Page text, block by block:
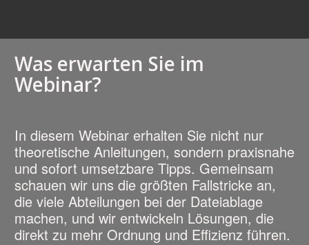
Was erwarten Sie im
Webinar?
In diesem Webinar erhalten Sie nicht nur
theoretische Anleitungen, sondern praxisnahe
und sofort umsetzbare Tipps. Gemeinsam
schauen wir uns die größten Fallstricke an,
die viele Abteilungen bei der Dateiablage
machen, und wir entwickeln Lösungen, die
direkt zu mehr Ordnung und Effizienz führen.